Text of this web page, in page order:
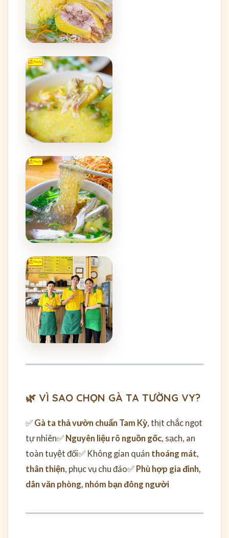
🌿 VÌ SAO CHỌN GÀ TA TƯỜNG VY?
✅ Gà ta thả vườn chuẩn Tam Kỳ, thịt chắc ngọt
tự nhiên✅ Nguyên liệu rõ nguồn gốc, sạch, an
toàn tuyệt đối✅ Không gian quán thoáng mát,
thân thiện, phục vụ chu đáo✅ Phù hợp gia đình,
dân văn phòng, nhóm bạn đông người